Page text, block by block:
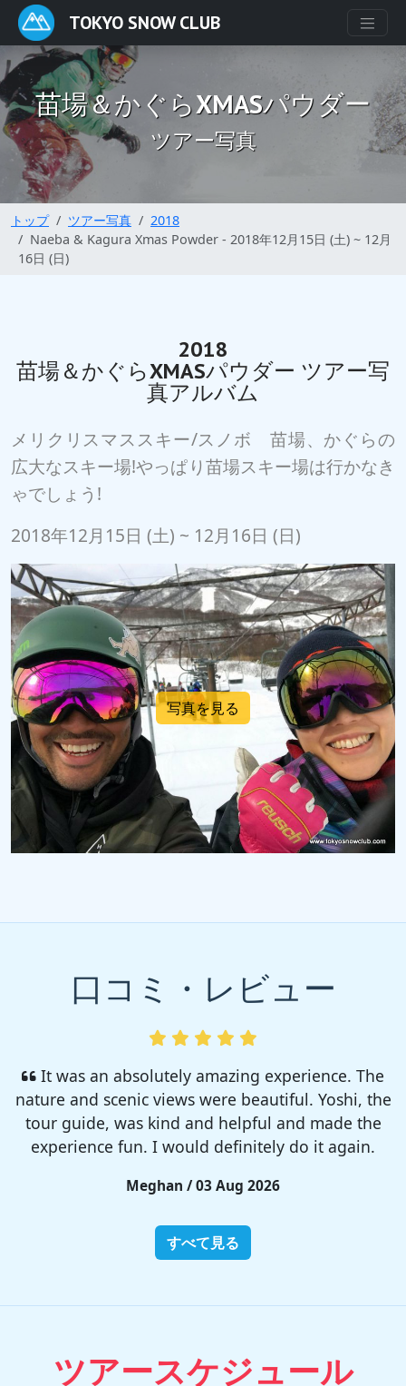
TOKYO SNOW CLUB
苗場＆かぐらXMASパウダー
ツアー写真
トップ ツアー写真
2018
Naeba & Kagura Xmas Powder - 2018年12月15日 (土) ~ 12月
16日 (日)
2018
苗場＆かぐらXMASパウダー ツアー写
真アルバム
メリクリスマススキー/スノボ 苗場、かぐらの
広大なスキー場!やっぱり苗場スキー場は行かなき
ゃでしょう!
2018年12月15日 (土) ~ 12月16日 (日)
写真を見る
口コミ・レビュー
I enjoyed so much! I rented a tent from TSC,
That was strong and big enough. The camp site
was so nice but you need to bring bug spray for
sure!!
Rieko / 28 Jul 2026
すべて見る
ツアースケジュール